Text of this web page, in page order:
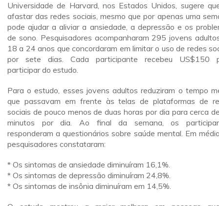
Universidade de Harvard, nos Estados Unidos, sugere
afastar das redes sociais, mesmo que por apenas uma
pode ajudar a aliviar a ansiedade, a depressão e os
de sono. Pesquisadores acompanharam 295 jovens
18 a 24 anos que concordaram em limitar o uso de redes
por sete dias. Cada participante recebeu US$150
participar do estudo.
Para o estudo, esses jovens adultos reduziram o tempo
que passavam em frente às telas de plataformas de
sociais de pouco menos de duas horas por dia para cerca
minutos por dia. Ao final da semana, os
responderam a questionários sobre saúde mental. Em
pesquisadores constataram:
* Os sintomas de ansiedade diminuíram 16,1%.
* Os sintomas de depressão diminuíram 24,8%.
* Os sintomas de insônia diminuíram em 14,5%.